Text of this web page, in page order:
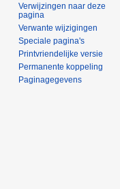
Verwijzingen naar deze
pagina
Verwante wijzigingen
Speciale pagina's
Printvriendelijke versie
Permanente koppeling
Paginagegevens